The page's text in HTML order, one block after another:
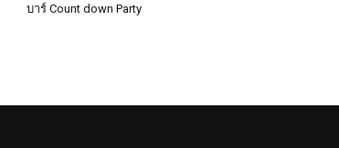
บาร์ Count down Party